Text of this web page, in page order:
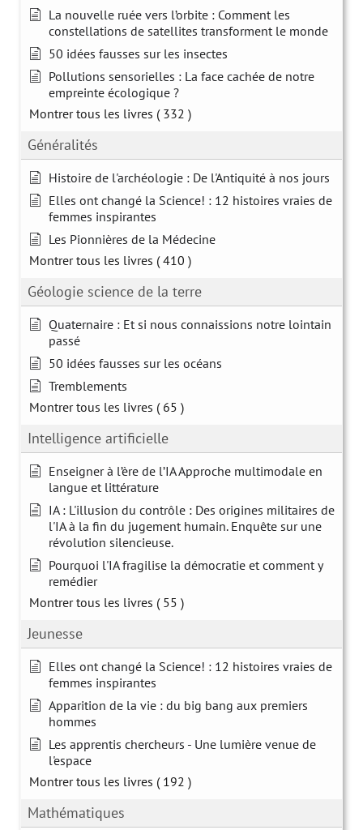
La nouvelle ruée vers l’orbite : Comment les
constellations de satellites transforment le monde
50 idées fausses sur les insectes
Pollutions sensorielles : La face cachée de notre
empreinte écologique ?
Montrer tous les livres ( 332 )
Généralités
Histoire de l'archéologie : De l'Antiquité à nos jours
Elles ont changé la Science! : 12 histoires vraies de
femmes inspirantes
Les Pionnières de la Médecine
Montrer tous les livres ( 410 )
Géologie science de la terre
Quaternaire : Et si nous connaissions notre lointain
passé
50 idées fausses sur les océans
Tremblements
Montrer tous les livres ( 65 )
Intelligence artificielle
Enseigner à l’ère de l’IA Approche multimodale en
langue et littérature
IA : L'illusion du contrôle : Des origines militaires de
l'IA à la fin du jugement humain. Enquête sur une
révolution silencieuse.
Pourquoi l'IA fragilise la démocratie et comment y
remédier
Montrer tous les livres ( 55 )
Jeunesse
Elles ont changé la Science! : 12 histoires vraies de
femmes inspirantes
Apparition de la vie : du big bang aux premiers
hommes
Les apprentis chercheurs - Une lumière venue de
l'espace
Montrer tous les livres ( 192 )
Mathématiques